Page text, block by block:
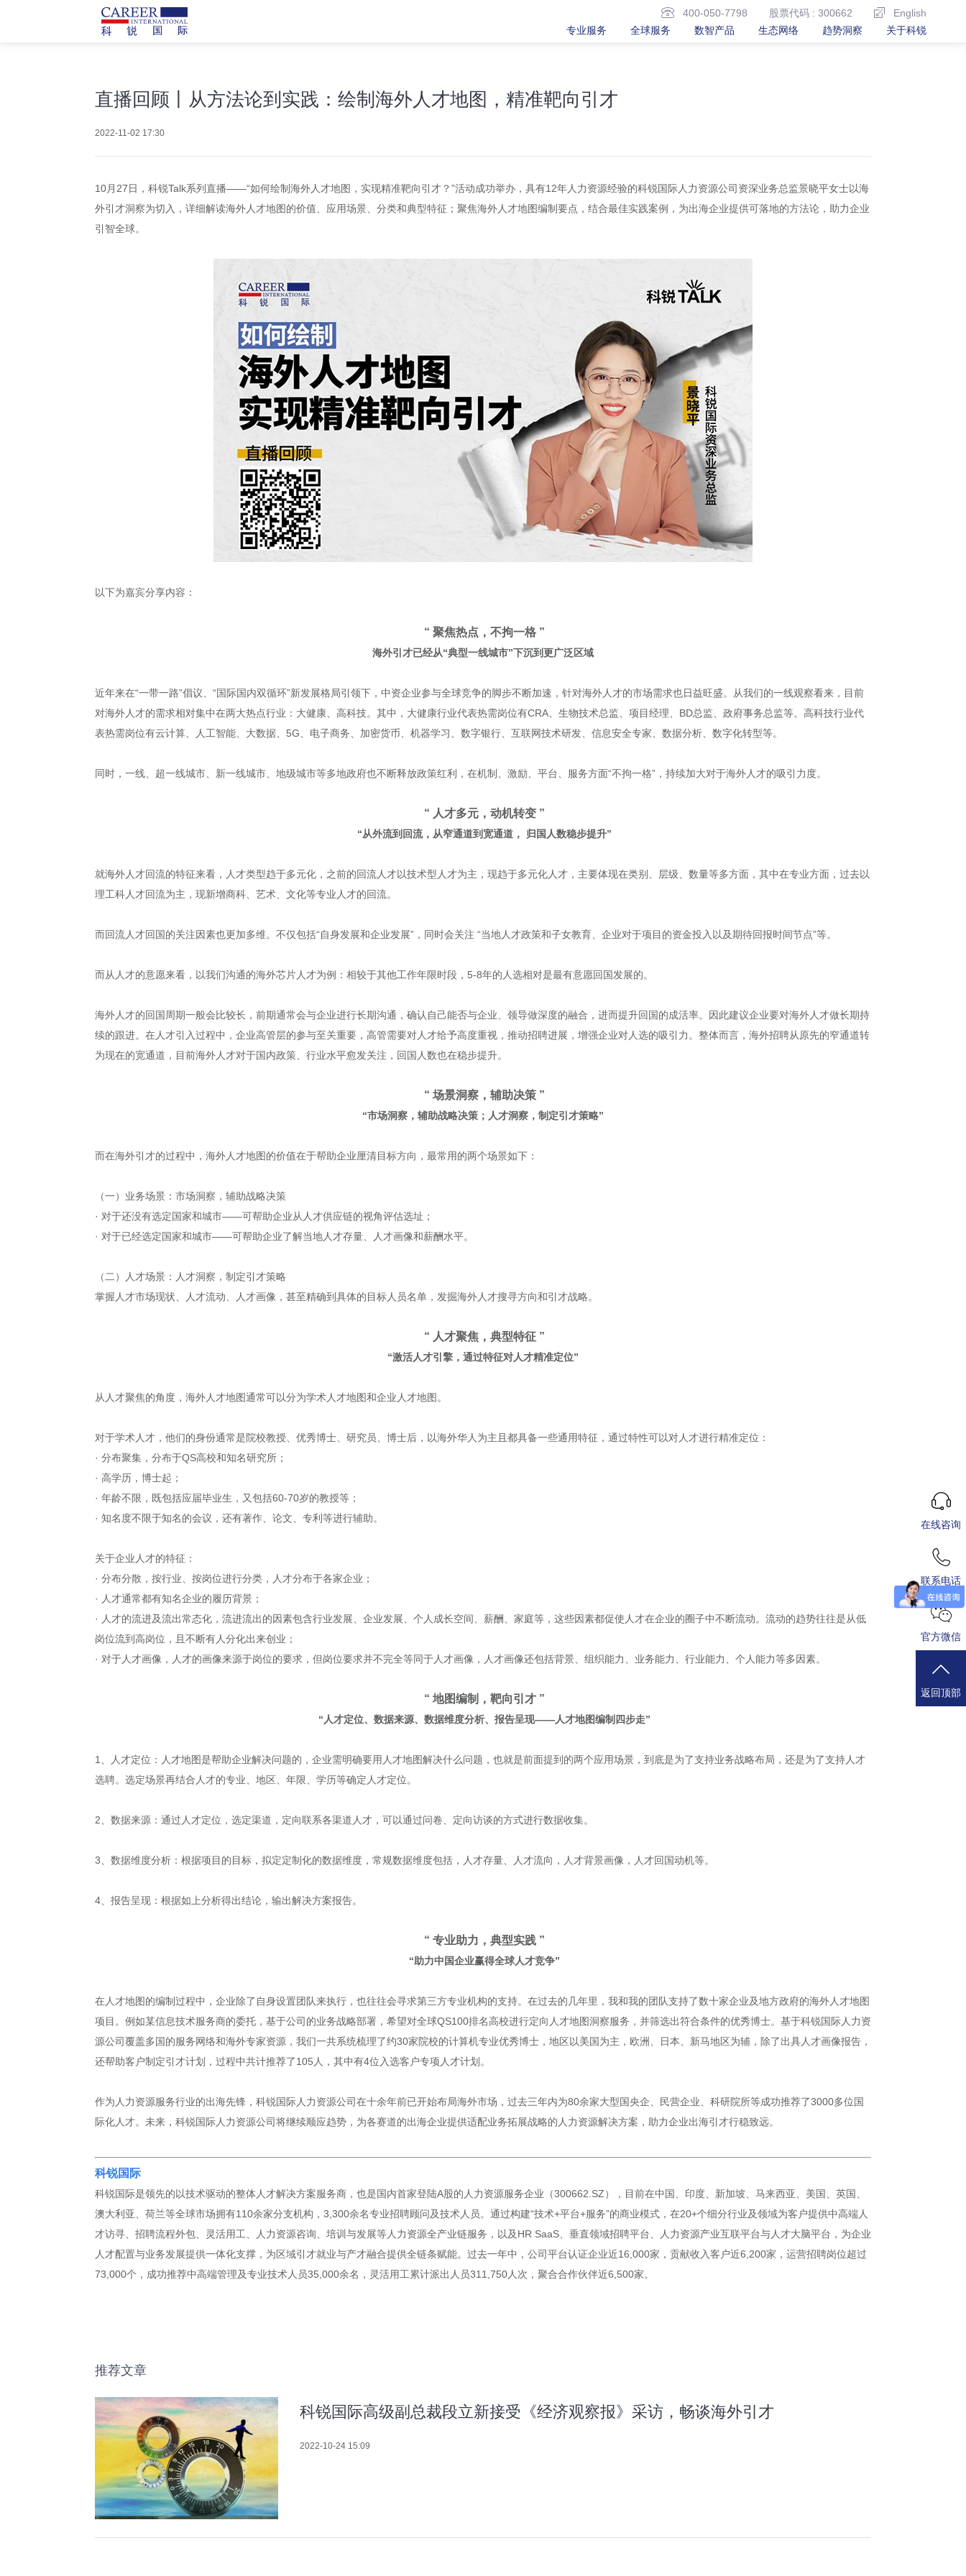
400-050-7798 股票代码 : 300662
English
专业服务
全球服务 数智产品 生态网络 趋势洞察 关于科锐
直播回顾丨从方法论到实践：绘制海外人才地图，精准靶向引才
2022-11-02 17:30
10月27日，科锐Talk系列直播——“如何绘制海外人才地图，实现精准靶向引才？”活动成功举办，具有12年人力资源经验的科锐国际人力资源公司资深业务总监景晓平女士以海
外引才洞察为切入，详细解读海外人才地图的价值、应用场景、分类和典型特征；聚焦海外人才地图编制要点，结合最佳实践案例，为出海企业提供可落地的方法论，助力企业
引智全球。
以下为嘉宾分享内容：
“ 聚焦热点，不拘一格 ”
海外引才已经从“典型一线城市”下沉到更广泛区域
近年来在“一带一路”倡议、“国际国内双循环”新发展格局引领下，中资企业参与全球竞争的脚步不断加速，针对海外人才的市场需求也日益旺盛。从我们的一线观察看来，目前
对海外人才的需求相对集中在两大热点行业：大健康、高科技。其中，大健康行业代表热需岗位有CRA、生物技术总监、项目经理、BD总监、政府事务总监等。高科技行业代
表热需岗位有云计算、人工智能、大数据、5G、电子商务、加密货币、机器学习、数字银行、互联网技术研发、信息安全专家、数据分析、数字化转型等。
同时，一线、超一线城市、新一线城市、地级城市等多地政府也不断释放政策红利，在机制、激励、平台、服务方面“不拘一格”，持续加大对于海外人才的吸引力度。
“ 人才多元，动机转变 ”
“从外流到回流，从窄通道到宽通道， 归国人数稳步提升”
就海外人才回流的特征来看，人才类型趋于多元化，之前的回流人才以技术型人才为主，现趋于多元化人才，主要体现在类别、层级、数量等多方面，其中在专业方面，过去以
理工科人才回流为主，现新增商科、艺术、文化等专业人才的回流。
而回流人才回国的关注因素也更加多维。不仅包括“自身发展和企业发展”，同时会关注 “当地人才政策和子女教育、企业对于项目的资金投入以及期待回报时间节点”等。
而从人才的意愿来看，以我们沟通的海外芯片人才为例：相较于其他工作年限时段，5-8年的人选相对是最有意愿回国发展的。
海外人才的回国周期一般会比较长，前期通常会与企业进行长期沟通，确认自己能否与企业、领导做深度的融合，进而提升回国的成活率。因此建议企业要对海外人才做长期持
续的跟进。在人才引入过程中，企业高管层的参与至关重要，高管需要对人才给予高度重视，推动招聘进展，增强企业对人选的吸引力。整体而言，海外招聘从原先的窄通道转
为现在的宽通道，目前海外人才对于国内政策、行业水平愈发关注，回国人数也在稳步提升。
“ 场景洞察，辅助决策 ”
“市场洞察，辅助战略决策；人才洞察，制定引才策略”
而在海外引才的过程中，海外人才地图的价值在于帮助企业厘清目标方向，最常用的两个场景如下：
（一）业务场景：市场洞察，辅助战略决策
· 对于还没有选定国家和城市——可帮助企业从人才供应链的视角评估选址；
· 对于已经选定国家和城市——可帮助企业了解当地人才存量、人才画像和薪酬水平。
（二）人才场景：人才洞察，制定引才策略
掌握人才市场现状、人才流动、人才画像，甚至精确到具体的目标人员名单，发掘海外人才搜寻方向和引才战略。
“ 人才聚焦，典型特征 ”
“激活人才引擎，通过特征对人才精准定位”
从人才聚焦的角度，海外人才地图通常可以分为学术人才地图和企业人才地图。
对于学术人才，他们的身份通常是院校教授、优秀博士、研究员、博士后，以海外华人为主且都具备一些通用特征，通过特性可以对人才进行精准定位：
· 分布聚集，分布于QS高校和知名研究所；
· 高学历，博士起；
· 年龄不限，既包括应届毕业生，又包括60-70岁的教授等；
· 知名度不限于知名的会议，还有著作、论文、专利等进行辅助。
关于企业人才的特征：
· 分布分散，按行业、按岗位进行分类，人才分布于各家企业；
· 人才通常都有知名企业的履历背景；
· 人才的流进及流出常态化，流进流出的因素包含行业发展、企业发展、个人成长空间、薪酬、家庭等，这些因素都促使人才在企业的圈子中不断流动。流动的趋势往往是从低
岗位流到高岗位，且不断有人分化出来创业；
· 对于人才画像，人才的画像来源于岗位的要求，但岗位要求并不完全等同于人才画像，人才画像还包括背景、组织能力、业务能力、行业能力、个人能力等多因素。
“ 地图编制，靶向引才 ”
“人才定位、数据来源、数据维度分析、报告呈现——人才地图编制四步走”
1、人才定位：人才地图是帮助企业解决问题的，企业需明确要用人才地图解决什么问题，也就是前面提到的两个应用场景，到底是为了支持业务战略布局，还是为了支持人才
选聘。选定场景再结合人才的专业、地区、年限、学历等确定人才定位。
2、数据来源：通过人才定位，选定渠道，定向联系各渠道人才，可以通过问卷、定向访谈的方式进行数据收集。
3、数据维度分析：根据项目的目标，拟定定制化的数据维度，常规数据维度包括，人才存量、人才流向，人才背景画像，人才回国动机等。
4、报告呈现：根据如上分析得出结论，输出解决方案报告。
“ 专业助力，典型实践 ”
“助力中国企业赢得全球人才竞争”
在人才地图的编制过程中，企业除了自身设置团队来执行，也往往会寻求第三方专业机构的支持。在过去的几年里，我和我的团队支持了数十家企业及地方政府的海外人才地图
项目。例如某信息技术服务商的委托，基于公司的业务战略部署，希望对全球QS100排名高校进行定向人才地图洞察服务，并筛选出符合条件的优秀博士。基于科锐国际人力资
源公司覆盖多国的服务网络和海外专家资源，我们一共系统梳理了约30家院校的计算机专业优秀博士，地区以美国为主，欧洲、日本、新马地区为辅，除了出具人才画像报告，
还帮助客户制定引才计划，过程中共计推荐了105人，其中有4位入选客户专项人才计划。
作为人力资源服务行业的出海先锋，科锐国际人力资源公司在十余年前已开始布局海外市场，过去三年内为80余家大型国央企、民营企业、科研院所等成功推荐了3000多位国
际化人才。未来，科锐国际人力资源公司将继续顺应趋势，为各赛道的出海企业提供适配业务拓展战略的人力资源解决方案，助力企业出海引才行稳致远。
科锐国际
科锐国际是领先的以技术驱动的整体人才解决方案服务商，也是国内首家登陆A股的人力资源服务企业（300662.SZ），目前在中国、印度、新加坡、马来西亚、美国、英国、
澳大利亚、荷兰等全球市场拥有110余家分支机构，3,300余名专业招聘顾问及技术人员。通过构建“技术+平台+服务”的商业模式，在20+个细分行业及领域为客户提供中高端人
才访寻、招聘流程外包、灵活用工、人力资源咨询、培训与发展等人力资源全产业链服务，以及HR SaaS、垂直领域招聘平台、人力资源产业互联平台与人才大脑平台，为企业
人才配置与业务发展提供一体化支撑，为区域引才就业与产才融合提供全链条赋能。过去一年中，公司平台认证企业近16,000家，贡献收入客户近6,200家，运营招聘岗位超过
73,000个，成功推荐中高端管理及专业技术人员35,000余名，灵活用工累计派出人员311,750人次，聚合合作伙伴近6,500家。
推荐文章
科锐国际高级副总裁段立新接受《经济观察报》采访，畅谈海外引才
2022-10-24 15:09
在线咨询
联系电话
官方微信
返回顶部